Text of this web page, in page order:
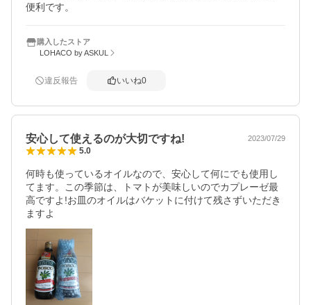
便利です。
購入したストア
LOHACO by ASKUL
違反報告 いいね0
安心して使えるのが大切ですね! 2023/07/29
5.0
何時も使っているオイルなので、安心して何にでも使用し
てます。この季節は、トマトが美味しいのでカプレーゼ最
高ですよ!お皿のオイルはバケットに付けて残さずいただき
ますよ